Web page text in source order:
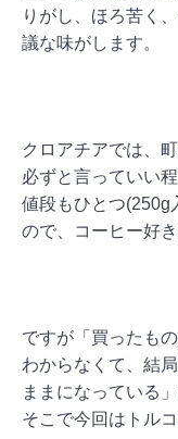
りがし、ほろ苦く
議な味がします。
クロアチアでは、
必ずと言っていい
値段もひとつ(250g
ので、コーヒー好
ですが「買ったも
わからなくて、結
ままになっている
そこで今回はトル